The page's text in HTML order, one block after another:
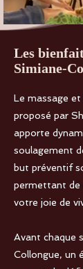
Les
Simiane-
Le massage et
proposé par
apporte
soulagement
but préventif
permettant de
votre joie de
Avant chaque
Collongue, un